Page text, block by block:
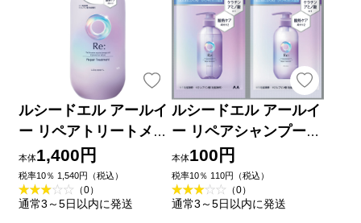
ルシードエル アールイ
ー リペアトリートメン
ト ３８０ｇ マンダム
本体1,400円
税率10％ 1,540円（税込）
（0）
通常3～5日以内に発送
ルシードエル アールイ
ー リペアシャンプー・
トリートメント １ＤＡ
Ｙトライアル １０ｍｌ
＋１０ｇ マンダム
本体100円
税率10％ 110円（税込）
（0）
通常3～5日以内に発送